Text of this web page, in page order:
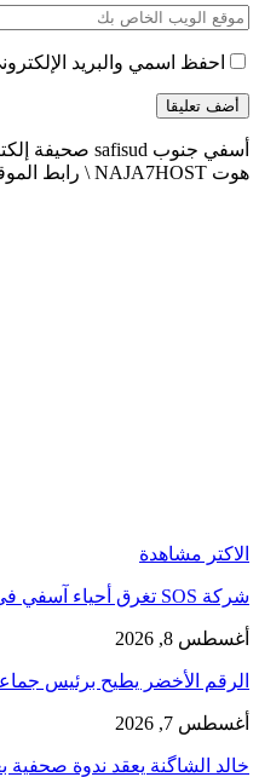
احفظ اسمي والبريد
هوت NAJA7HOST \ رابط الموقع : safisud.com \ للتواصل معنا عبر الهاتف 0663881120 \ 0524657231 \ البريد الإلكتروني : safisud2014@gmail.com
الاكتر مشاهدة
شركة SOS تغرق أحياء آسفي في الأزبال وتحولها إلى مطارح
أغسطس 8, 2026
الرقم الأخضر يطيح برئيس
أغسطس 7, 2026
خالد الشاگنة يعقد ندوة